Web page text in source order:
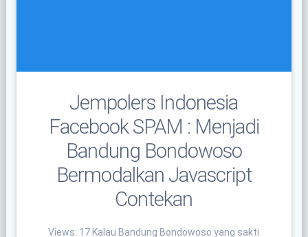
Jempolers Indonesia
Facebook SPAM : Menjadi
Bandung Bondowoso
Bermodalkan Javascript
Contekan
Views: 17 Kalau Bandung Bondowoso yang sakti